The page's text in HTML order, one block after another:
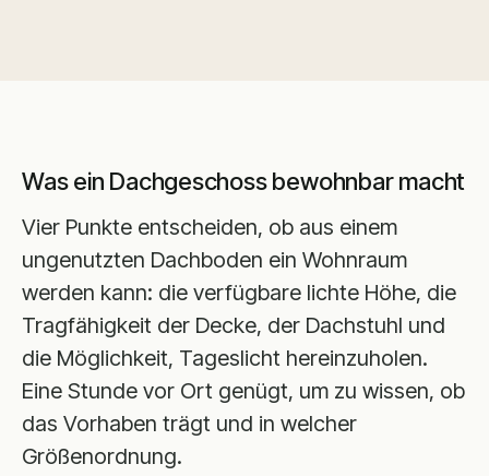
Was ein Dachgeschoss bewohnbar macht
Vier Punkte entscheiden, ob aus einem
ungenutzten Dachboden ein Wohnraum
werden kann: die verfügbare lichte Höhe, die
Tragfähigkeit der Decke, der Dachstuhl und
die Möglichkeit, Tageslicht hereinzuholen.
Eine Stunde vor Ort genügt, um zu wissen, ob
das Vorhaben trägt und in welcher
Größenordnung.